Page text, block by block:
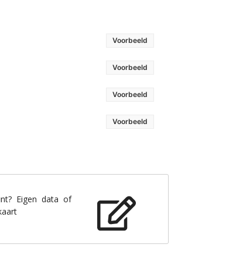
Voorbeeld
Voorbeeld
Voorbeeld
Voorbeeld
Eigen data of